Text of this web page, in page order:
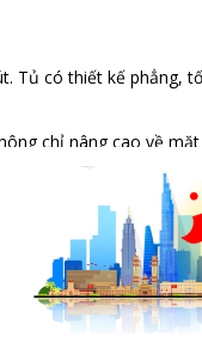
Tủ có thiết kế phẳng,
chỉ nâng cao về